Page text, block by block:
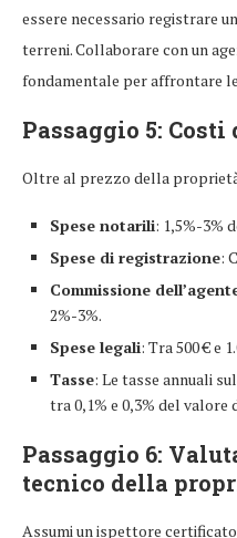
essere necessario registrare
terreni. Collaborare con un
fondamentale per affrontare
Passaggio 5:
Oltre al prezzo della
Spese notarili: 1,5%-3%
Spese di registrazione:
Commissione
2%-3%.
Spese legali: Tra 500 € e
Tasse: Le tasse annuali
tra 0,1% e 0,3% del valore
Passaggio 6:
tecnico della
Assumi un ispettore